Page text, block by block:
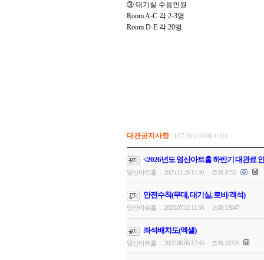
③ 대기실 수용인원
Room A-C 각 2-3명
Room D-E 각 20명
대관공지사항 197개(1/10페이지)
<2026년도 영산아트홀 하반기 대관료
영산아트홀 2025.11.28 17:40 조회 4751
안전수칙(무대, 대기실, 로비/객석)
영산아트홀 2023.07.12 11:58 조회 13047
좌석배치도(엑셀)
영산아트홀 2022.08.05 17:45 조회 19320